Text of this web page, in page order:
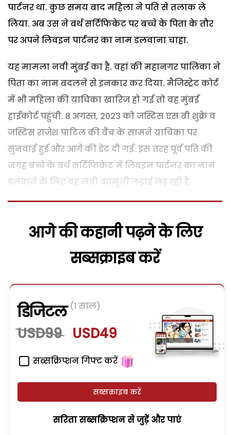
पार्टनर था. कुछ समय बाद महिला ने पति से तलाक ले
लिया. अब उस ने बर्थ सर्टिफिकेट पर बच्चे के पिता के तौर
पर अपने लिवइन पार्टनर का नाम डलवाना चाहा.
यह मामला नवी मुंबई का है. वहां की महानगर पालिका ने
पिता का नाम बदलने से इनकार कर दिया. मैजिस्ट्रेट कोर्ट
में भी महिला की याचिका खारिज हो गई तो वह मुंबई
हाईकोर्ट पहुंची. 8 अगस्त, 2023 को जस्टिस एस बी शुक्रे व
जस्टिस राजेश पाटिल की बैंच के सामने याचिका पर
सुनवाई हुई और आगे की डेट दी गई. इस तरह पूर्व पति की
जगह बच्चे के बर्थ सर्टिफिकेट में लिवइन पार्टनर का नाम
डलवाने के लिए वह लंबी कानूनी लड़ाई लड़ रही है.
आगे की कहानी पढ़ने के लिए
सब्सक्राइब करें
डिजिटल (1 साल)
USD99 USD49
सब्सक्रिप्शन गिफ्ट करें
सब्सक्राइब करें
सरिता सब्सक्रिप्शन से जुड़ेें और पाएं